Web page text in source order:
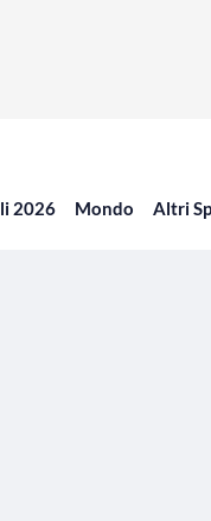
2026 Mondo Altri